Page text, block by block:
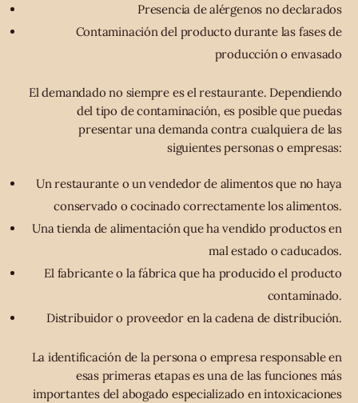
Presencia de alérgenos no declarados
Contaminación del producto durante las fases de
producción o envasado
El demandado no siempre es el restaurante. Dependiendo
del tipo de contaminación, es posible que puedas
presentar una demanda contra cualquiera de las
siguientes personas o empresas:
Un restaurante o un vendedor de alimentos que no haya
conservado o cocinado correctamente los alimentos.
Una tienda de alimentación que ha vendido productos en
mal estado o caducados.
El fabricante o la fábrica que ha producido el producto
contaminado.
Distribuidor o proveedor en la cadena de distribución.
La identificación de la persona o empresa responsable en
esas primeras etapas es una de las funciones más
importantes del abogado especializado en intoxicaciones